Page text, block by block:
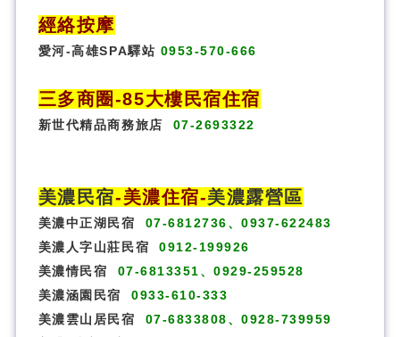
經絡按摩
愛河-高雄SPA驛站 0953-570-666
三多商圈 -85大樓民宿住宿
新世代精品商務旅店 07-2693322
美濃民宿-美濃住宿-美濃露營區
美濃中正湖民宿
07-6812736、0937-622483
美濃人字山莊民宿
0912-199926
美濃情民宿
07-6813351、0929-259528
美濃涵園民宿
0933-610-333
美濃雲山居民宿
07-6833808、0928-739959